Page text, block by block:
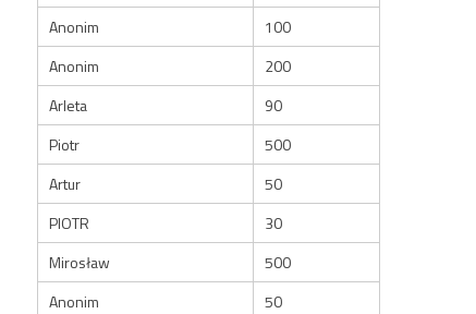
Anonim
100
Anonim
200
Arleta
90
Piotr
500
Artur
50
PIOTR
30
Mirosław
500
Anonim
50